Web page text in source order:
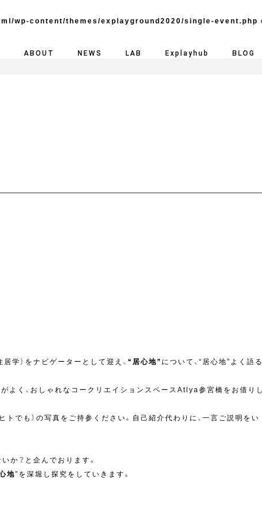
wp-content/themes/explayground2020/single-event.php
ABOUT NEWS LAB Explayhub BLOG
学）をナビゲーターとして迎え、 “居心地” について、“居心地”よく語る
がよく、おしゃれなコークリエイションスペースAtlya参宮橋をお借りし
トでも）の写真をご持参ください。自己紹介代わりに、一言ご説明をい
か？と企んでおります。
地”を深堀し探究をしていきます。